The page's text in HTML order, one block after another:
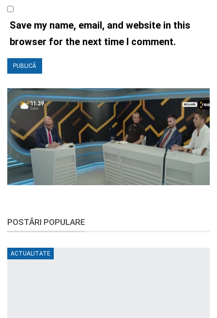
Save my name, email, and website in this
browser for the next time I comment.
POSTĂRI POPULARE
ACTUALITATE